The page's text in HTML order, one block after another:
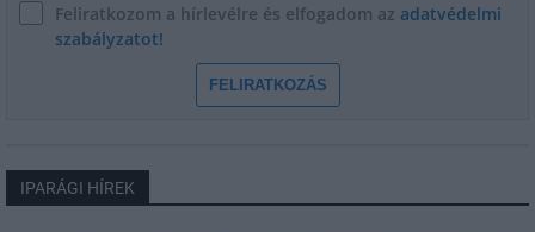
Feliratkozom a hírlevélre és elfogadom az adatvédelmi
szabályzatot!
FELIRATKOZÁS
IPARÁGI HÍREK